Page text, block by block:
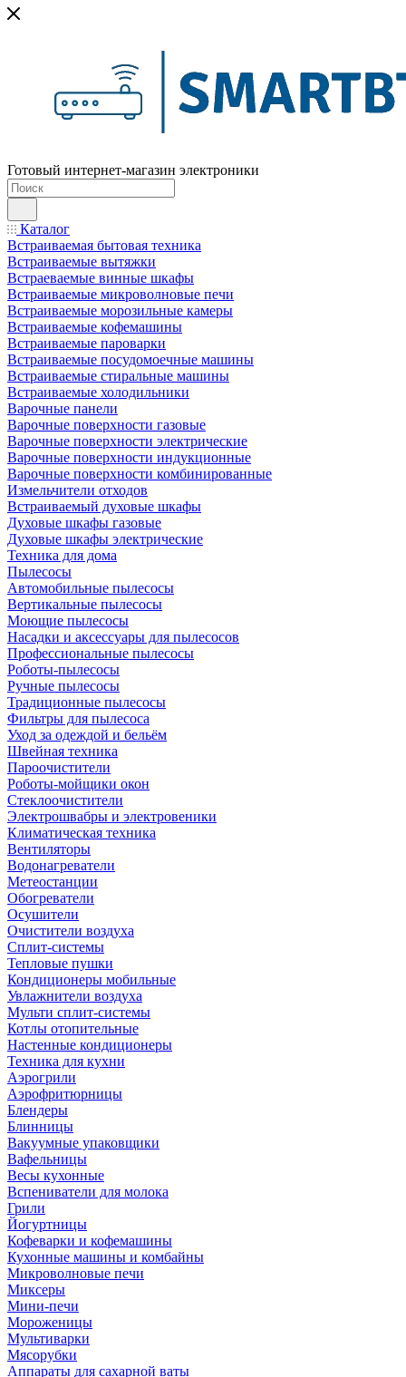
Готовый интернет-магазин электроники
Каталог
Встраиваемая бытовая техника
Встраиваемые вытяжки
Встраеваемые винные шкафы
Встраиваемые микроволновые печи
Встраиваемые морозильные камеры
Встраиваемые кофемашины
Встраиваемые пароварки
Встраиваемые посудомоечные машины
Встраиваемые стиральные машины
Встраиваемые холодильники
Варочные панели
Варочные поверхности газовые
Варочные поверхности электрические
Варочные поверхности индукционные
Варочные поверхности комбинированные
Измельчители отходов
Встраиваемый духовые шкафы
Духовые шкафы газовые
Духовые шкафы электрические
Техника для дома
Пылесосы
Автомобильные пылесосы
Вертикальные пылесосы
Моющие пылесосы
Насадки и аксессуары для пылесосов
Профессиональные пылесосы
Роботы-пылесосы
Ручные пылесосы
Традиционные пылесосы
Фильтры для пылесоса
Уход за одеждой и бельём
Швейная техника
Пароочистители
Роботы-мойщики окон
Стеклоочистители
Электрошвабры и электровеники
Климатическая техника
Вентиляторы
Водонагреватели
Метеостанции
Обогреватели
Осушители
Очистители воздуха
Сплит-системы
Тепловые пушки
Кондиционеры мобильные
Увлажнители воздуха
Мульти сплит-системы
Котлы отопительные
Настенные кондиционеры
Техника для кухни
Аэрогрили
Аэрофритюрницы
Блендеры
Блинницы
Вакуумные упаковщики
Вафельницы
Весы кухонные
Вспениватели для молока
Грили
Йогуртницы
Кофеварки и кофемашины
Кухонные машины и комбайны
Микроволновые печи
Миксеры
Мини-печи
Мороженицы
Мультиварки
Мясорубки
Аппараты для сахарной ваты